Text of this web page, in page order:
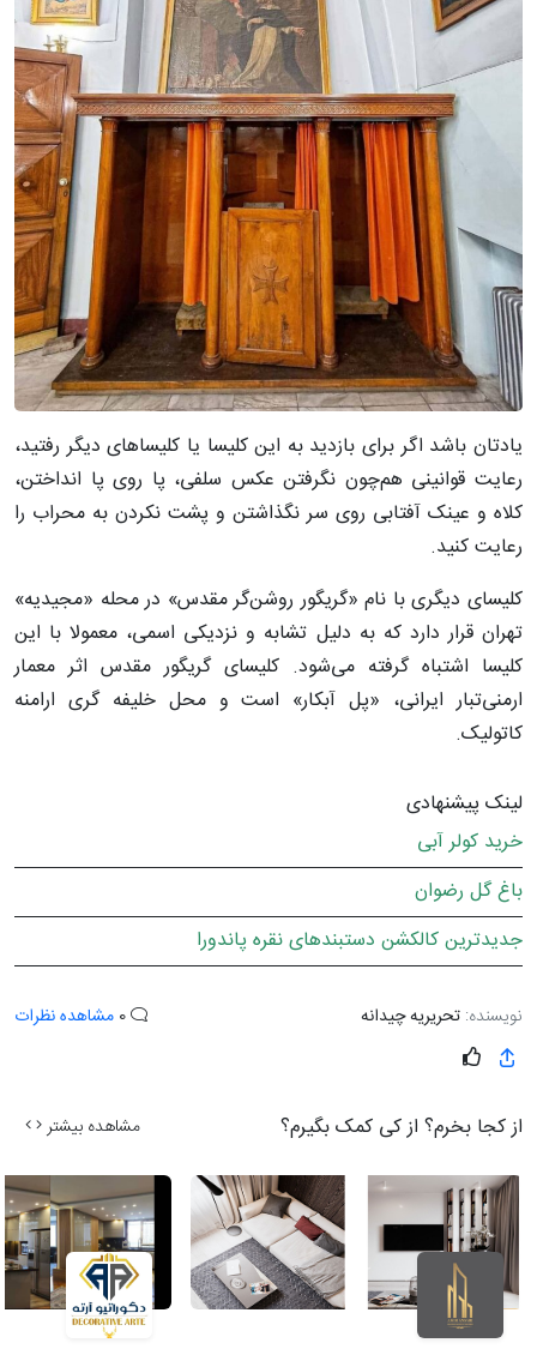
یادتان باشد اگر برای بازدید به این کلیسا یا کلیساهای دیگر رفتید،
رعایت قوانینی هم‌چون نگرفتن عکس سلفی، پا روی پا انداختن،
کلاه و عینک آفتابی روی سر نگذاشتن و پشت نکردن به محراب را
رعایت کنید.
کلیسای دیگری با نام «گریگور روشن‌گر مقدس» در محله «مجیدیه»
تهران قرار دارد که به دلیل تشابه و نزدیکی اسمی، معمولا با این
کلیسا اشتباه گرفته می‌شود. کلیسای گریگور مقدس اثر معمار
ارمنی‌تبار ایرانی، «پل آبکار» است و محل خلیفه گری ارامنه
کاتولیک.
لینک پیشنهادی
خرید کولر آبی
باغ گل رضوان
جدیدترین کالکشن دستبندهای نقره پاندورا
نویسنده: تحریریه چیدانه مشاهده نظرات
از کجا بخرم؟ از کی کمک بگیرم؟ مشاهده بیشتر